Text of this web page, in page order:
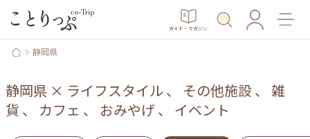
ガイド・マガジン
静岡県
静岡県 × ライフスタイル、 その他施設、 雑
貨 、 カフェ 、 おみやげ 、 イベント